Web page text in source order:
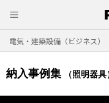
電気・建築設備（ビジネス）
納入事例集 （照明器具